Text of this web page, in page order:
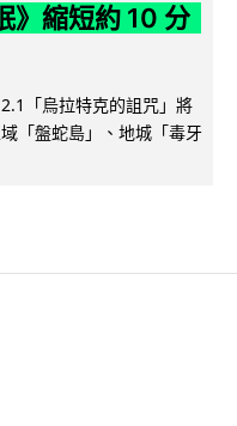
》縮短約 10 分
「烏拉特克的詛咒」將
「盤蛇島」、地城「毒牙